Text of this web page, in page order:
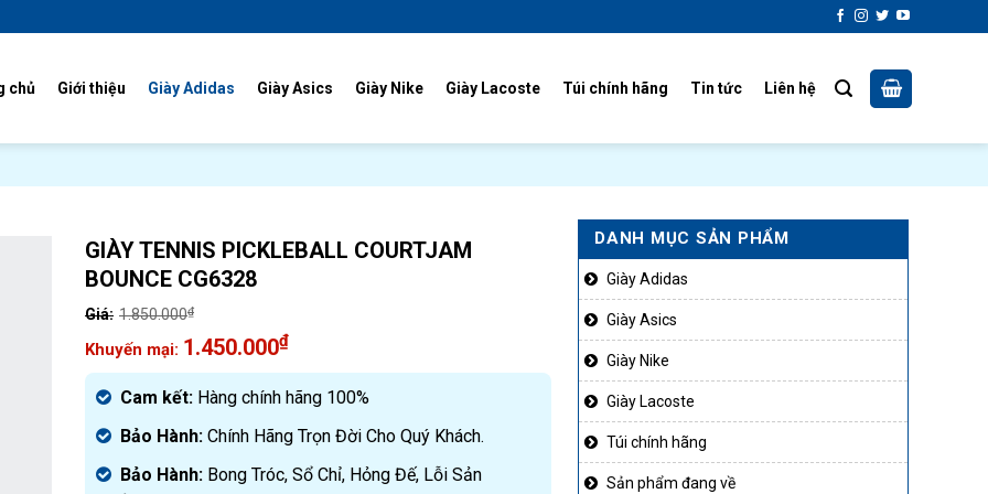
chủ Giới thiệu Giày Adidas Giày Asics Giày Nike Giày Lacoste Túi chính hãng Tin tức Liên hệ
DANH MỤC SẢN PHẨM
Giày Adidas
Giày Asics
Giày Nike
Giày Lacoste
Túi chính hãng
Sản phẩm đang về
GIÀY TENNIS PICKLEBALL COURTJAM
BOUNCE CG6328
1.850.000₫
Giá
gốc
là:
1.850.000₫.
1.450.000₫
Giá
hiện
tại
là:
1.450.000₫.
Cam kết: Hàng chính hãng 100%
Bảo Hành: Chính Hãng Trọn Đời Cho Quý Khách.
Bảo Hành: Bong Tróc, Sổ Chỉ, Hỏng Đế, Lỗi Sản